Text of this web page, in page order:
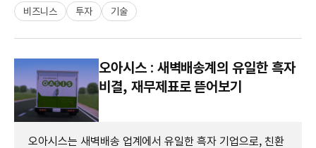
비즈니스 투자 기술
오아시스 : 새벽배송계의 유일한 흑자
비결, 재무제표로 뜯어보기
오아시스는 새벽배송 업계에서 유일한 흑자 기업으로, 친환